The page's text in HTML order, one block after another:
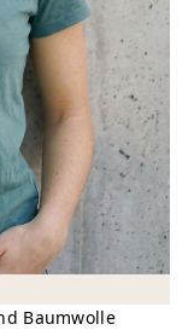
Baumwolle